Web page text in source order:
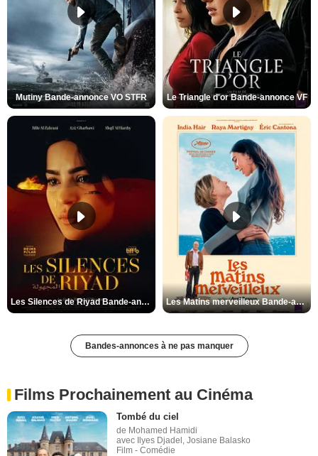
Mutiny Bande-annonce VO STFR Le Triangle d'or Bande-annonce VF
Les Silences de Riyad Bande-annonce VO STFR Les Matins merveilleux Bande-annonce VF
Bandes-annonces à ne pas manquer
Films Prochainement au Cinéma
Tombé du ciel
de Mohamed Hamidi
avec Ilyes Djadel, Josiane Balasko
Film - Comédie